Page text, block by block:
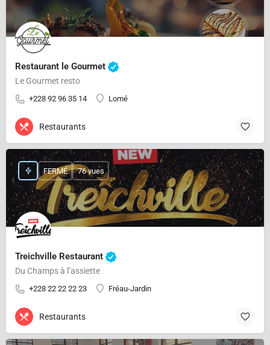
Restaurant le Gourmet
Le Gourmet resto
+228 92 96 35 14 Lomé
Restaurants
Treichville Restaurant
Du Champs à l’assiette
+228 22 22 22 23 Fréau-Jardin
FERMÉ 76 vues
Restaurants